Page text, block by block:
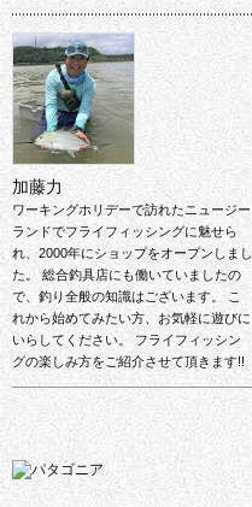
加藤力
ワーキングホリデーで訪れたニュージー
ランドでフライフィッシングに魅せら
れ、2000年にショップをオープンしまし
た。 総合釣具店にも働いていましたの
で、釣り全般の知識はございます。 こ
れから始めてみたい方、お気軽に遊びに
いらしてください。 フライフィッシン
グの楽しみ方をご紹介させて頂きます!!